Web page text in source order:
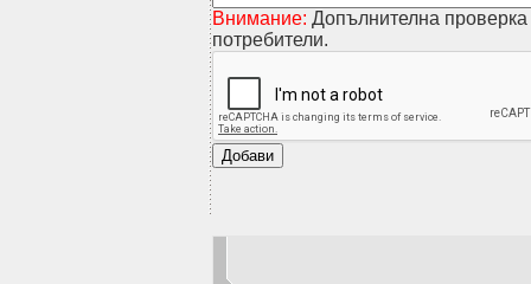
Внимание: Допълнителна
потребители.